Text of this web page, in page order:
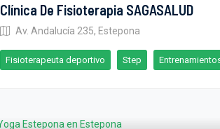
Clínica De Fisioterapia SAGASALUD
Av. Andalucía 235, Estepona
Fisioterapeuta deportivo Step